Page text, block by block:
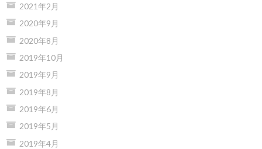
2021年2月
2020年9月
2020年8月
2019年10月
2019年9月
2019年8月
2019年6月
2019年5月
2019年4月